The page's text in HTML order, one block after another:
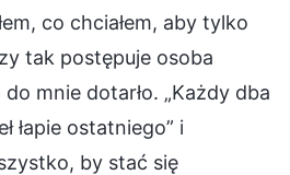
co chciałem, aby tylko
tak postępuje osoba
mnie dotarło. „Każdy dba
łapie ostatniego” i
by stać się